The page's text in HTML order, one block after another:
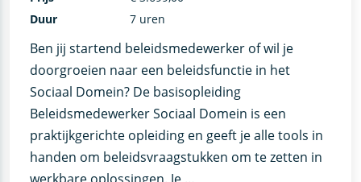
Ben jij startend beleidsmedewerker of wil je
doorgroeien naar een beleidsfunctie in het
Sociaal Domein? De basisopleiding
Beleidsmedewerker Sociaal Domein is een
praktijkgerichte opleiding en geeft je alle tools in
handen om beleidsvraagstukken om te zetten in
Duur
7 uren